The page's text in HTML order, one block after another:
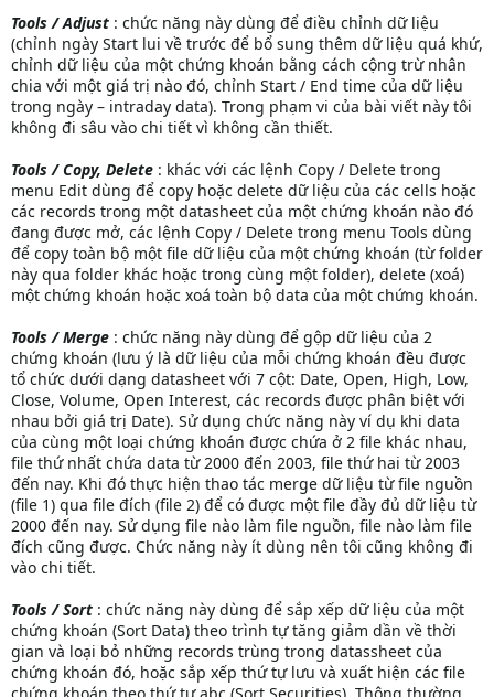
Tools / Adjust : chức năng này dùng để điều chỉnh dữ liệu
(chỉnh ngày Start lui về trước để bổ sung thêm dữ liệu quá khứ,
chỉnh dữ liệu của một chứng khoán bằng cách cộng trừ nhân
chia với một giá trị nào đó, chỉnh Start / End time của dữ liệu
trong ngày – intraday data). Trong phạm vi của bài viết này tôi
không đi sâu vào chi tiết vì không cần thiết.
Tools / Copy, Delete : khác với các lệnh Copy / Delete trong
menu Edit dùng để copy hoặc delete dữ liệu của các cells hoặc
các records trong một datasheet của một chứng khoán nào đó
đang được mở, các lệnh Copy / Delete trong menu Tools dùng
để copy toàn bộ một file dữ liệu của một chứng khoán (từ folder
này qua folder khác hoặc trong cùng một folder), delete (xoá)
một chứng khoán hoặc xoá toàn bộ data của một chứng khoán.
Tools / Merge : chức năng này dùng để gộp dữ liệu của 2
chứng khoán (lưu ý là dữ liệu của mỗi chứng khoán đều được
tổ chức dưới dạng datasheet với 7 cột: Date, Open, High, Low,
Close, Volume, Open Interest, các records được phân biệt với
nhau bởi giá trị Date). Sử dụng chức năng này ví dụ khi data
của cùng một loại chứng khoán được chứa ở 2 file khác nhau,
file thứ nhất chứa data từ 2000 đến 2003, file thứ hai từ 2003
đến nay. Khi đó thực hiện thao tác merge dữ liệu từ file nguồn
(file 1) qua file đích (file 2) để có được một file đầy đủ dữ liệu từ
2000 đến nay. Sử dụng file nào làm file nguồn, file nào làm file
đích cũng được. Chức năng này ít dùng nên tôi cũng không đi
vào chi tiết.
Tools / Sort : chức năng này dùng để sắp xếp dữ liệu của một
chứng khoán (Sort Data) theo trình tự tăng giảm dần về thời
gian và loại bỏ những records trùng trong datassheet của
chứng khoán đó, hoặc sắp xếp thứ tự lưu và xuất hiện các file